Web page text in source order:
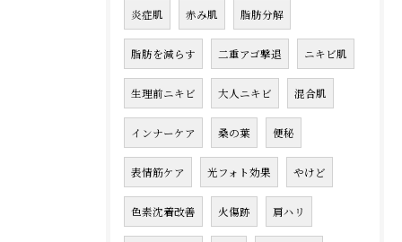
炎症肌 赤み肌 脂肪分解
脂肪を減らす 二重アゴ撃退 ニキビ肌
生理前ニキビ 大人ニキビ 混合肌
インナーケア 桑の葉 便秘
表情筋ケア 光フォト効果 やけど
色素沈着改善 火傷跡 肩ハリ